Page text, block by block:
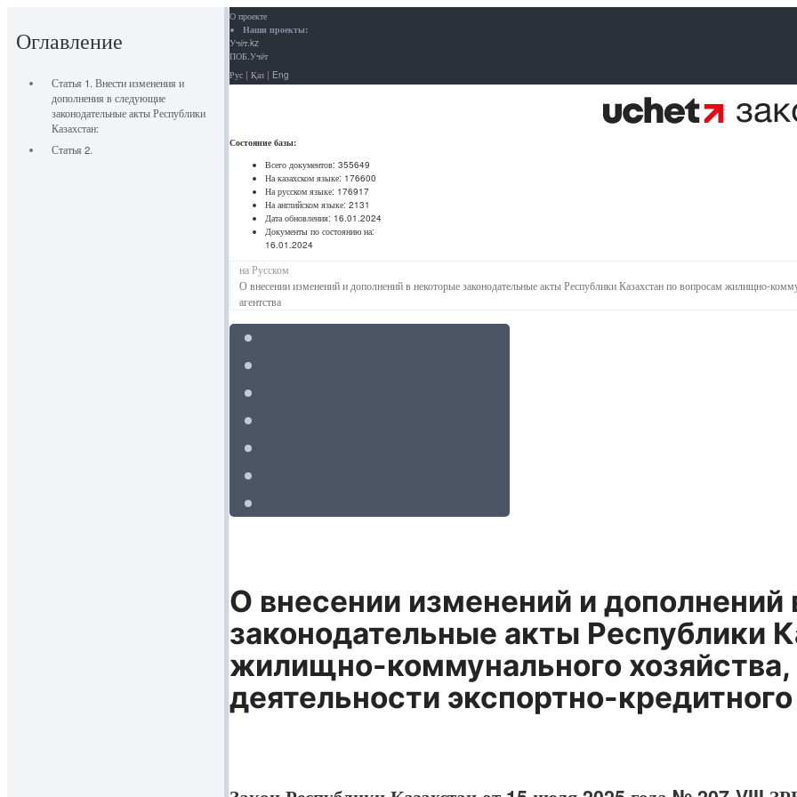
Оглавление
Статья 1. Внести изменения и
дополнения в следующие
законодательные акты Республики
Казахстан:
Статья 2.
О проекте
Наши проекты:
Учёт.kz
ПОБ.Учёт
Рус | Қаз | Eng
Состояние базы:
Всего документов: 355649
На казахском языке: 176600
На русском языке: 176917
На английском языке: 2131
Дата обновления: 16.01.2024
Документы по состоянию на:
16.01.2024
на Русском
О внесении изменений и дополнений в некоторые законодательные акты Республики Казахстан по вопросам жилищно-
агентства
О внесении изменений и дополнений
законодательные акты Республики
жилищно-коммунального
деятельности экспортно-кредитного